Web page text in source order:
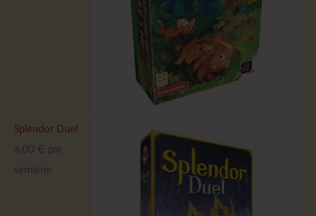
Splendor Duel
4,00 € par
semaine